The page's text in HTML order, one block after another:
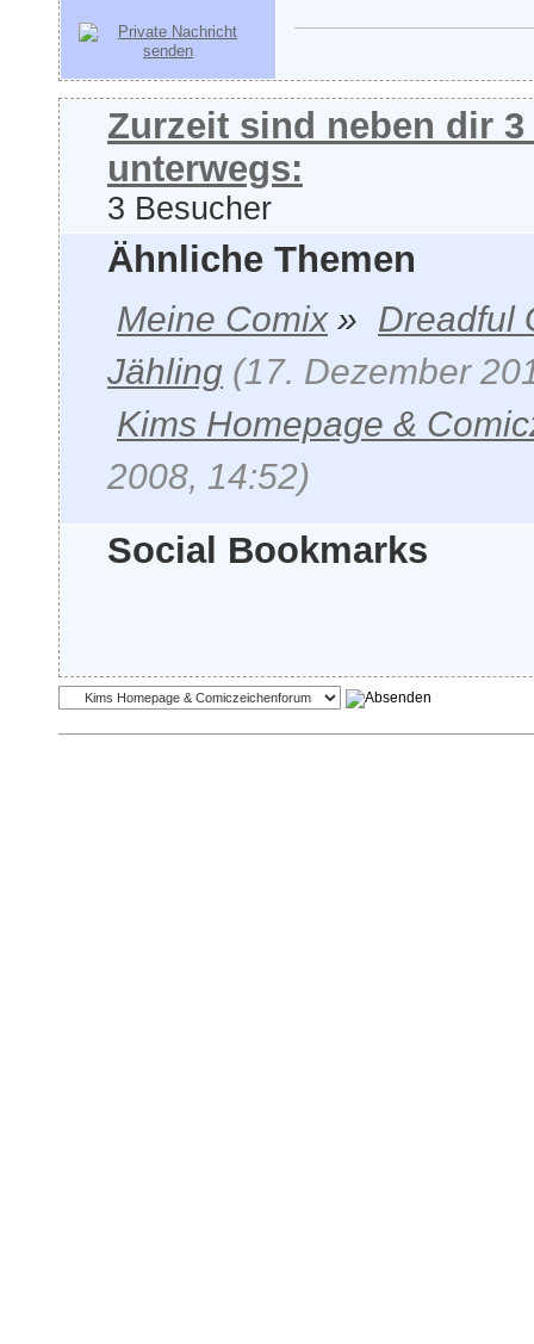
Zurzeit sind neben dir
unterwegs:
3 Besucher
Ähnliche Themen
Meine Comix» Dreadful
Jähling (17. Dezember
Kims Homepage &
2008, 14:52)
Social Bookmarks